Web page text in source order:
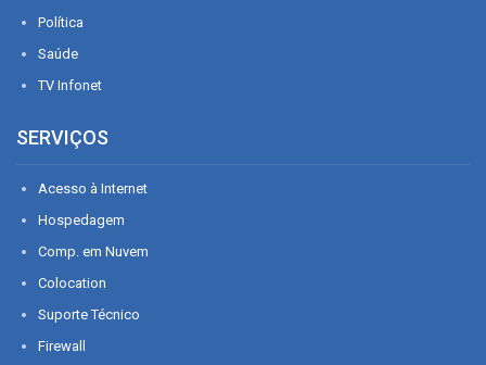
Política
Saúde
TV Infonet
SERVIÇOS
Acesso à Internet
Hospedagem
Comp. em Nuvem
Colocation
Suporte Técnico
Firewall